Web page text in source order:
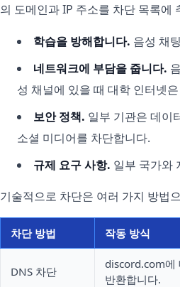
의 도메인과 IP 주소를 차단 목록
학습을 방해합니다. 음성 채
네트워크에 부담을 줍니다.
성 채널에 있을 때 대학 인터넷
보안 정책. 일부 기관은 데이
소셜 미디어를 차단합니다.
규제 요구 사항. 일부 국가와
기술적으로 차단은 여러 가지 방법
차단 방법 작동 방식
DNS 차단
discord.com에
반환합니다.